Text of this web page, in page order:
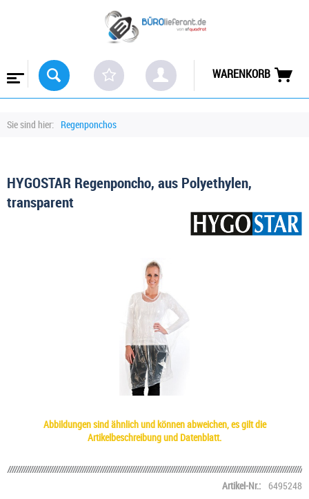
WARENKORB
Sie sind hier: Regenponchos
HYGOSTAR Regenponcho, aus Polyethylen,
transparent
Abbildungen sind ähnlich und können abweichen, es gilt die
Artikelbeschreibung und Datenblatt.
Artikel-Nr.: 6495248